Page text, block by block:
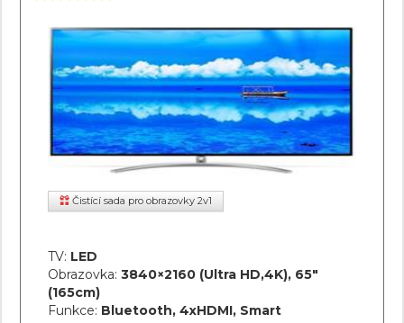
Čistící sada pro obrazovky 2v1
TV: LED
Obrazovka: 3840×2160 (Ultra HD,4K), 65"
(165cm)
Funkce: Bluetooth, 4xHDMI, Smart